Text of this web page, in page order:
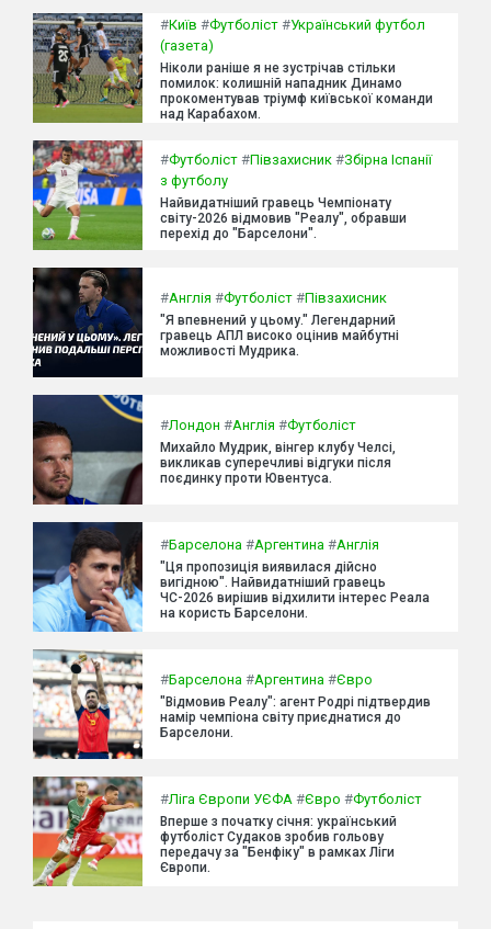
#Київ #Футболіст #Український футбол
(газета)
Ніколи раніше я не зустрічав стільки
помилок: колишній нападник Динамо
прокоментував тріумф київської команди
над Карабахом.
#Футболіст #Півзахисник #Збірна Іспанії
з футболу
Найвидатніший гравець Чемпіонату
світу-2026 відмовив "Реалу", обравши
перехід до "Барселони".
#Англія #Футболіст #Півзахисник
"Я впевнений у цьому." Легендарний
гравець АПЛ високо оцінив майбутні
можливості Мудрика.
#Лондон #Англія #Футболіст
Михайло Мудрик, вінгер клубу Челсі,
викликав суперечливі відгуки після
поєдинку проти Ювентуса.
#Барселона #Аргентина #Англія
"Ця пропозиція виявилася дійсно
вигідною". Найвидатніший гравець
ЧС-2026 вирішив відхилити інтерес Реала
на користь Барселони.
#Барселона #Аргентина #Євро
"Відмовив Реалу": агент Родрі підтвердив
намір чемпіона світу приєднатися до
Барселони.
#Ліга Європи УЄФА #Євро #Футболіст
Вперше з початку січня: український
футболіст Судаков зробив гольову
передачу за "Бенфіку" в рамках Ліги
Європи.